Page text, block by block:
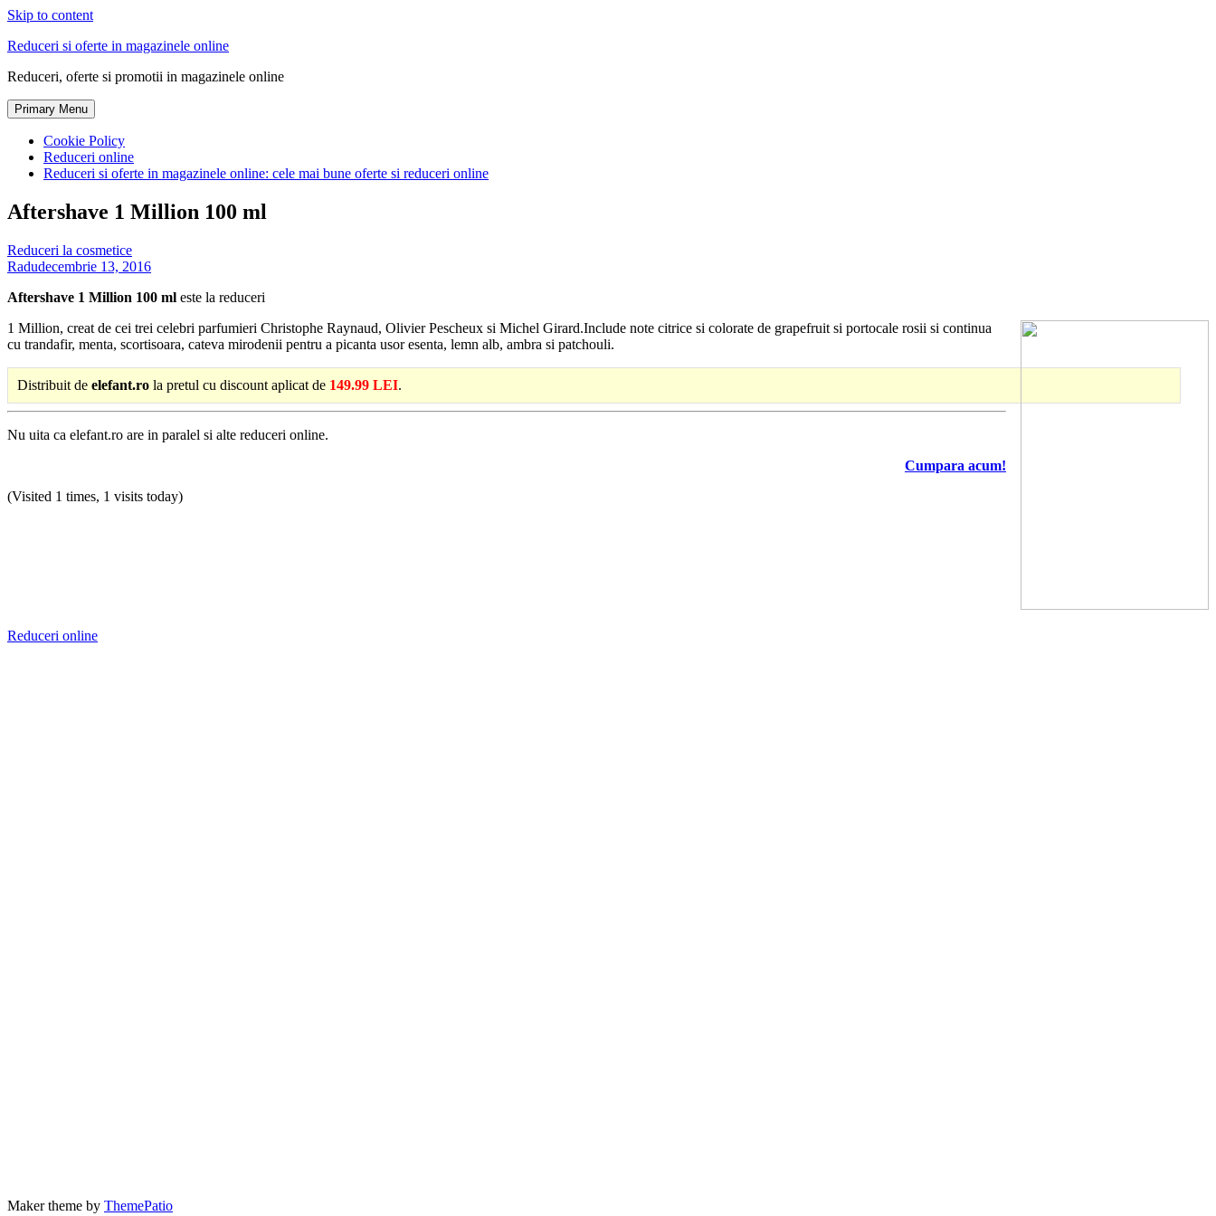
Skip to content
Reduceri si oferte in magazinele online
Reduceri, oferte si promotii in magazinele online
Primary Menu
Cookie Policy
Reduceri online
Reduceri si oferte in magazinele online: cele mai bune oferte si reduceri online
Aftershave 1 Million 100 ml
Reduceri la cosmetice
Radudecembrie 13, 2016
Aftershave 1 Million 100 ml este la reduceri
1 Million, creat de cei trei celebri parfumieri Christophe Raynaud, Olivier Pescheux si Michel Girard.Include note citrice si colorate de grapefruit si portocale rosii si continua
cu trandafir, menta, scortisoara, cateva mirodenii pentru a picanta usor esenta, lemn alb, ambra si patchouli.
Distribuit de elefant.ro la pretul cu discount aplicat de 149.99 LEI.
Nu uita ca elefant.ro are in paralel si alte reduceri online.
Cumpara acum!
(Visited 1 times, 1 visits today)
Reduceri online
Maker theme by ThemePatio